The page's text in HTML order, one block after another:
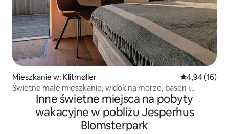
Mieszkanie w: Klitmøller Średnia
4,94 (16)
Świetne małe mieszkanie, widok na morze, basen i
klimatyzacjaInne świetne miejsca na pobyty
wakacyjne w pobliżu Jesperhus
Blomsterpark